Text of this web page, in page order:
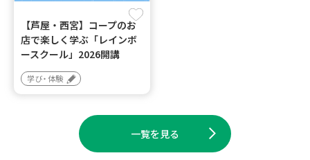
【芦屋・西宮】コープのお
店で楽しく学ぶ「レインボ
ースクール」2026開講
学び・体験
一覧を見る